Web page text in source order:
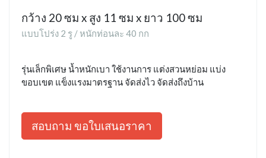
กว้าง 20 ซม x สูง 11 ซม x ยาว 100 ซม
แบบโปร่ง 2 รู / หนักท่อนละ 40 กก
รุ่นเล็กพิเศษ น้ำหนักเบา ใช้งานการ แต่งสวนหย่อม แบ่ง
ขอบเขต แข็งแรงมาตรฐาน จัดส่งไว จัดส่งถึงบ้าน
สอบถาม ขอใบเสนอราคา